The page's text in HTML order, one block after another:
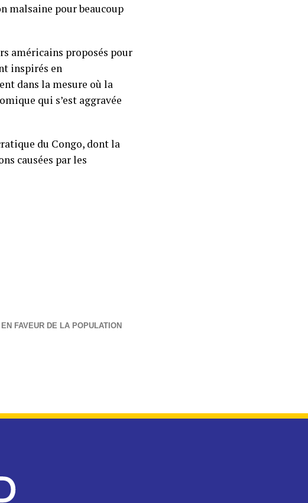
malsaine pour beaucoup
américains proposés pour
inspirés en
dans la mesure où la
qui s’est aggravée
du Congo, dont la
causées par les
FAVEUR DE LA POPULATION